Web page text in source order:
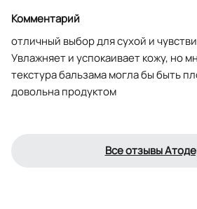
Комментарий
отличный выбор для сухой и
Увлажняет и успокаивает кожу, но
текстура бальзама могла бы быть
довольна продуктом
Все отзывы